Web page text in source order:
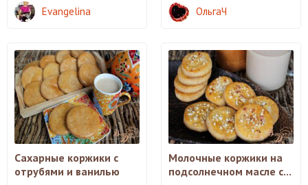
Evangelina ОльгаЧ
Сахарные коржики с
отрубями и ванилью
Молочные коржики на
подсолнечном масле с...